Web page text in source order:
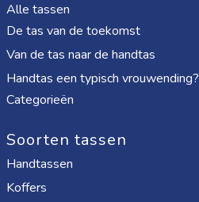
Alle tassen
De tas van de toekomst
Van de tas naar de handtas
Handtas een typisch vrouwending?
Categorieën
Soorten tassen
Handtassen
Koffers